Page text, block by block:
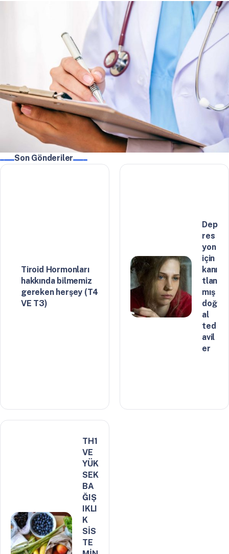
Son Gönderiler
Tiroid Hormonları
hakkında bilmemiz
gereken herşey (T4
VE T3)
Dep
res
yon
için
kanı
tlan
mış
doğ
al
ted
avil
er
TH1
VE
YÜK
SEK
BA
ĞIŞ
IKLI
K
SİS
TE